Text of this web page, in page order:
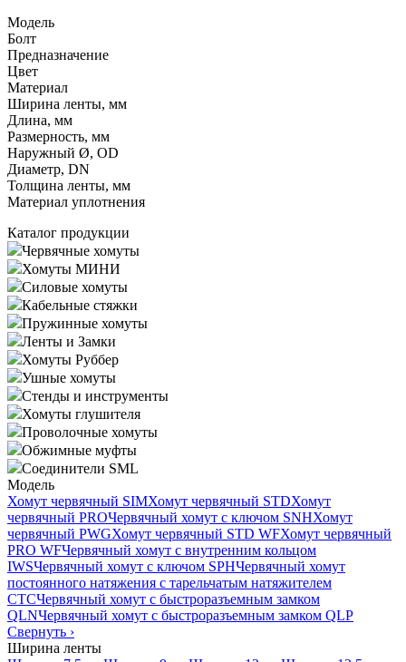
Модель
Болт
Предназначение
Цвет
Материал
Ширина ленты, мм
Длина, мм
Размерность, мм
Наружный Ø, OD
Диаметр, DN
Толщина ленты, мм
Материал уплотнения
Каталог продукции
Червячные хомуты
Хомуты МИНИ
Силовые хомуты
Кабельные стяжки
Пружинные хомуты
Ленты и Замки
Хомуты Руббер
Ушные хомуты
Стенды и инструменты
Хомуты глушителя
Проволочные хомуты
Обжимные муфты
Соединители SML
Модель
Хомут червячный SIMХомут червячный STDХомут
червячный PROЧервячный хомут с ключом SNHХомут
червячный PWGХомут червячный STD WFХомут червячный
PRO WFЧервячный хомут с внутренним кольцом
IWSЧервячный хомут с ключом SPHЧервячный хомут
постоянного натяжения с тарельчатым натяжителем
CTCЧервячный хомут с быстроразъемным замком
QLNЧервячный хомут с быстроразъемным замком QLP
Свернуть ›
Ширина ленты